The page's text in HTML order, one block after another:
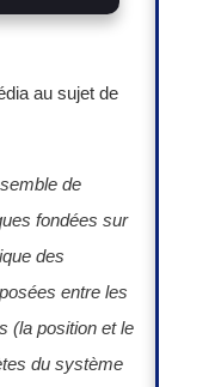
au sujet de
de
fondées sur
des
entre les
(la position et le
du système